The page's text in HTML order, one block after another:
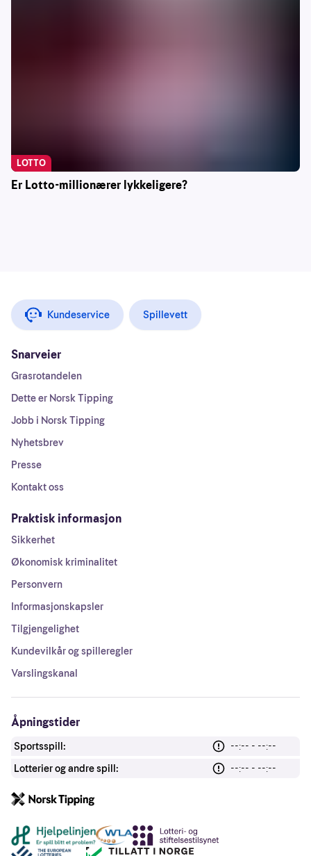
Er Lotto-millionærer lykkeligere?
LOTTO
Kundeservice Spillevett
Snarveier
Grasrotandelen
Dette er Norsk Tipping
Jobb i Norsk Tipping
Nyhetsbrev
Presse
Kontakt oss
Praktisk informasjon
Sikkerhet
Økonomisk kriminalitet
Personvern
Informasjonskapsler
Tilgjengelighet
Kundevilkår og spilleregler
Varslingskanal
Åpningstider
Sportsspill:
--:-- - --:--
Lotterier og andre spill:
--:-- - --:--
Andre lenker